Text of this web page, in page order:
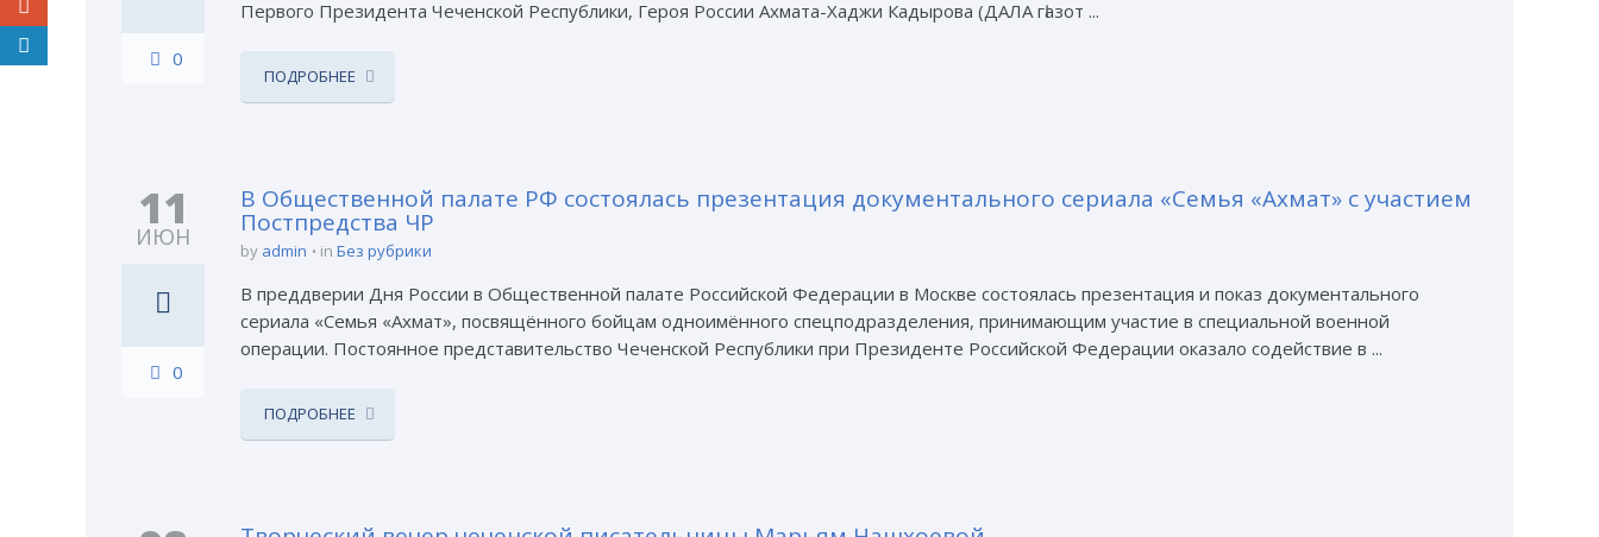
0
Первого Президента Чеченской Республики, Героя России Ахмата-Хаджи Кадырова (ДАЛА гӀазот ...
ПОДРОБНЕЕ
11
ИЮН
0
В Общественной палате РФ состоялась презентация документального сериала «Семья «Ахмат» с участием
Постпредства ЧР
by admin in Без рубрики
В преддверии Дня России в Общественной палате Российской Федерации в Москве состоялась презентация и показ документального
сериала «Семья «Ахмат», посвящённого бойцам одноимённого спецподразделения, принимающим участие в специальной военной
операции. Постоянное представительство Чеченской Республики при Президенте Российской Федерации оказало содействие в ...
ПОДРОБНЕЕ